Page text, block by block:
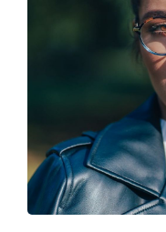
Кутия:
Кърпичка за
Категория:
Марка:
Код: